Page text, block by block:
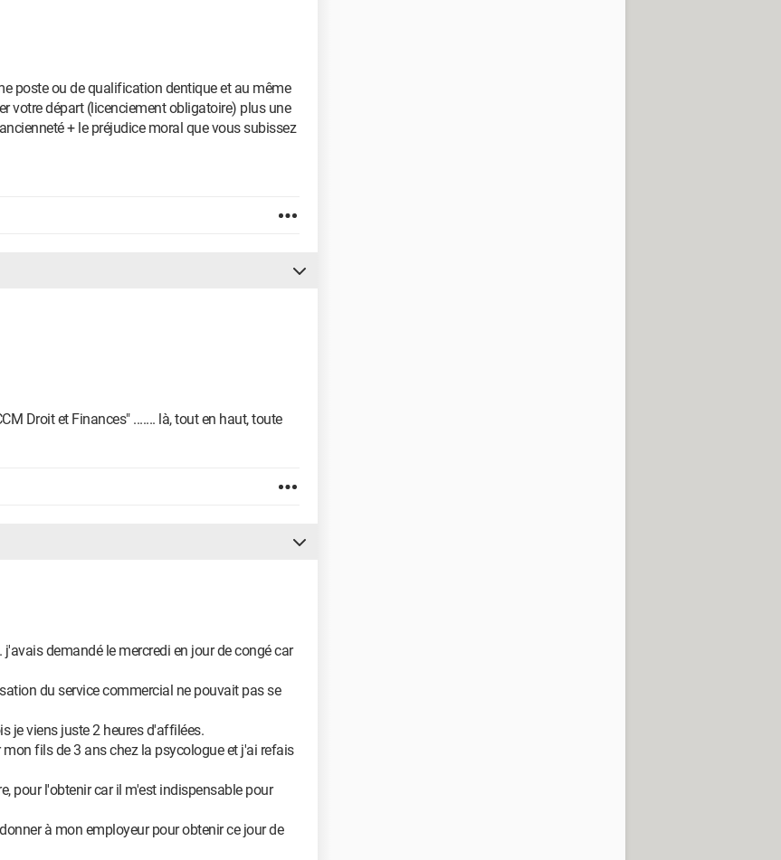
poste ou de qualification dentique et au même
votre départ (licenciement obligatoire) plus une
+ le préjudice moral que vous subissez
Droit et Finances" ....... là, tout en haut, toute
demandé le mercredi en jour de congé car
du service commercial ne pouvait pas se
je viens juste 2 heures d'affilées.
fils de 3 ans chez la psycologue et j'ai refais
pour l'obtenir car il m'est indispensable pour
à mon employeur pour obtenir ce jour de